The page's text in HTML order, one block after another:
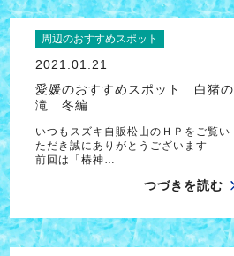
周辺のおすすめスポット
2021.01.21
愛媛のおすすめスポット 白猪の
滝 冬編
いつもスズキ自販松山のＨＰをご覧い
ただき誠にありがとうございます
前回は「椿神…
つづきを読む